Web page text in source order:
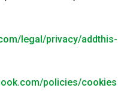
legal/privacy/addthis-
policies/cookies